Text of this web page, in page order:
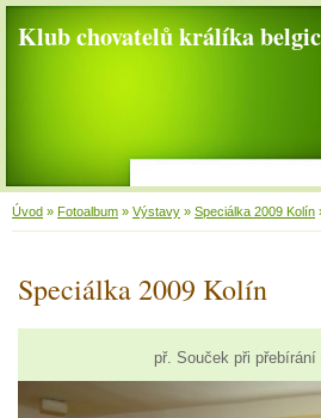
Klub chovatelů králíka
Úvod » Fotoalbum » Výstavy » Speciálka 2009 Kolín
Speciálka 2009 Kolín
př. Souček při přebírání